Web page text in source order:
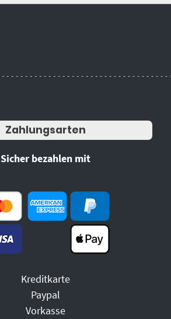
Zahlungsarten
Sicher bezahlen mit
Kreditkarte
Paypal
Vorkasse